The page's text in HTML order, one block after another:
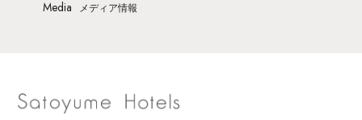
Media メディア情報